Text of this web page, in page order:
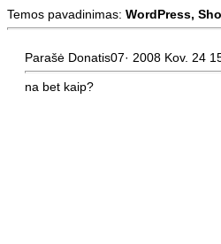
Temos pavadinimas: WordPress,
Parašė Donatis07· 2008 Kov. 24
na bet kaip?